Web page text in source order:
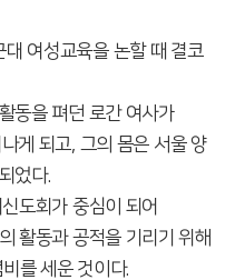
여성교육을 논할 때 결코
동을 펴던 로간 여사가
게 되고, 그의 몸은 서울 양
었다.
도회가 중심이 되어
활동과 공적을 기리기 위해
를 세운 것이다.